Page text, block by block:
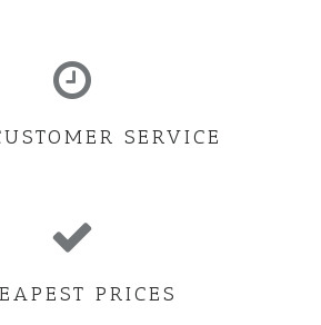
SERVICE
PRICES